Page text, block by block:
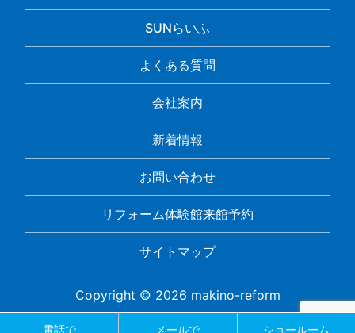
電話で メールで ショールーム
SUNらいふ
よくある質問
会社案内
新着情報
お問い合わせ
リフォーム体験館来館予約
サイトマップ
Copyright © 2026 makino-reform